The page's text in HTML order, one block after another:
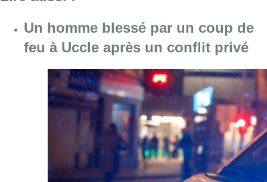
06 août 2026 Consulter l'article "Un homme blessé par
Centre Fedasil à Uccle : l’audience
reportée au 12 août après de
nouvelles conclusions